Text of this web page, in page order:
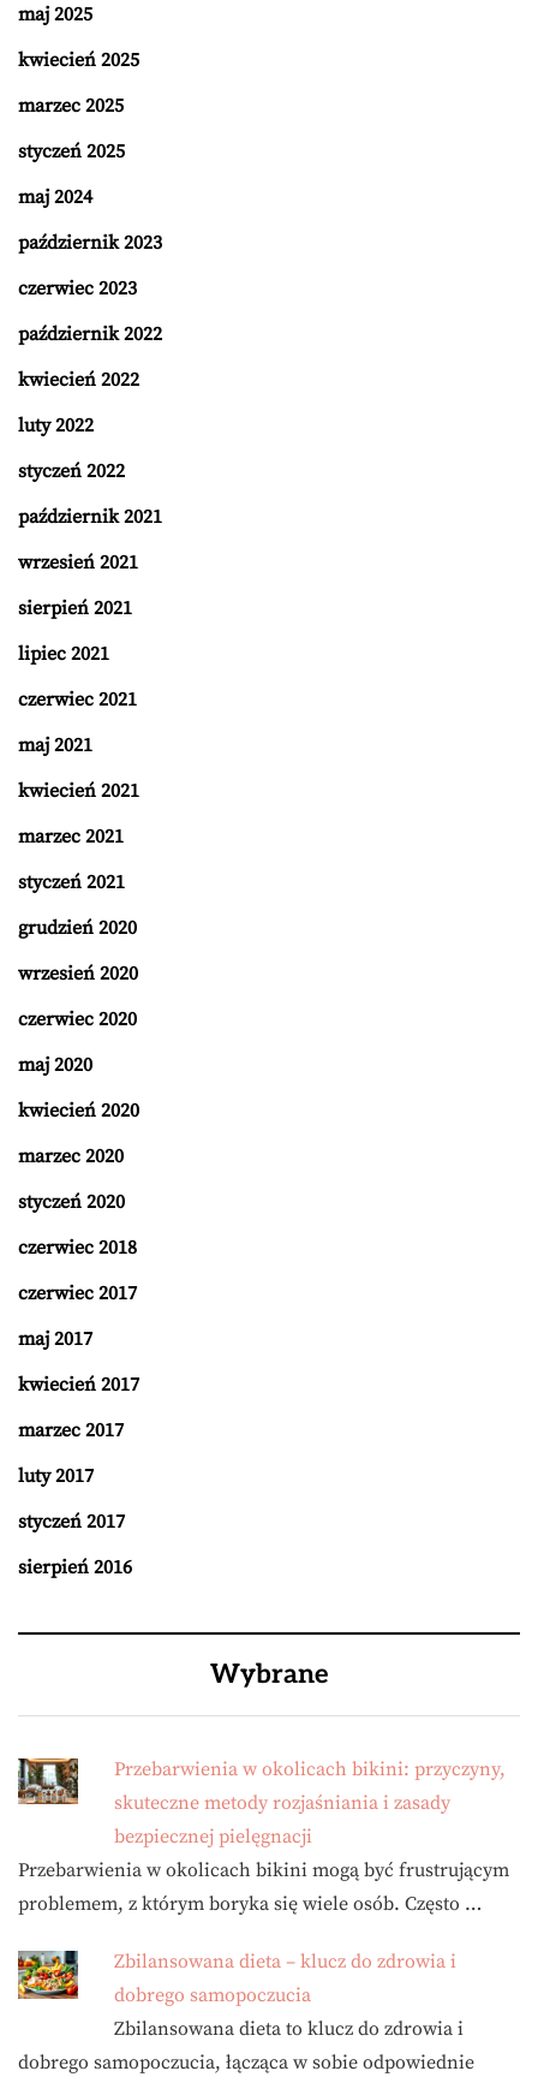
maj 2025
kwiecień 2025
marzec 2025
styczeń 2025
maj 2024
październik 2023
czerwiec 2023
październik 2022
kwiecień 2022
luty 2022
styczeń 2022
październik 2021
wrzesień 2021
sierpień 2021
lipiec 2021
czerwiec 2021
maj 2021
kwiecień 2021
marzec 2021
styczeń 2021
grudzień 2020
wrzesień 2020
czerwiec 2020
maj 2020
kwiecień 2020
marzec 2020
styczeń 2020
czerwiec 2018
czerwiec 2017
maj 2017
kwiecień 2017
marzec 2017
luty 2017
styczeń 2017
sierpień 2016
Wybrane
Przebarwienia w okolicach bikini: przyczyny,
skuteczne metody rozjaśniania i zasady
bezpiecznej pielęgnacji
Przebarwienia w okolicach bikini mogą być frustrującym
problemem, z którym boryka się wiele osób. Często …
Zbilansowana dieta – klucz do zdrowia i
dobrego samopoczucia
Zbilansowana dieta to klucz do zdrowia i
dobrego samopoczucia, łącząca w sobie odpowiednie